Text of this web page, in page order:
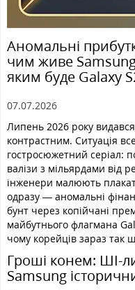
Аномальні
чим живе
яким буде Galaxy
07.07.2026
Липень 2026 року
контрастним. Ситуація
гостросюжетний серіал:
валізи з мільярдами від
інженери малюють
одразу — аномальні
бунт через копійчані
майбутнього флагмана
чому корейців зараз так
Гроші конем: ШІ-
Samsung